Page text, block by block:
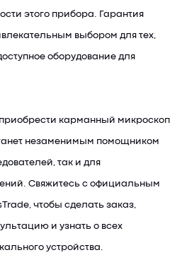
этого прибора. Гарантия
выбором для тех,
оборудование для
приобрести карманный микроскоп
незаменимым помощником
так и для
Свяжитесь с официальным
чтобы сделать заказ,
и узнать о всех
устройства.